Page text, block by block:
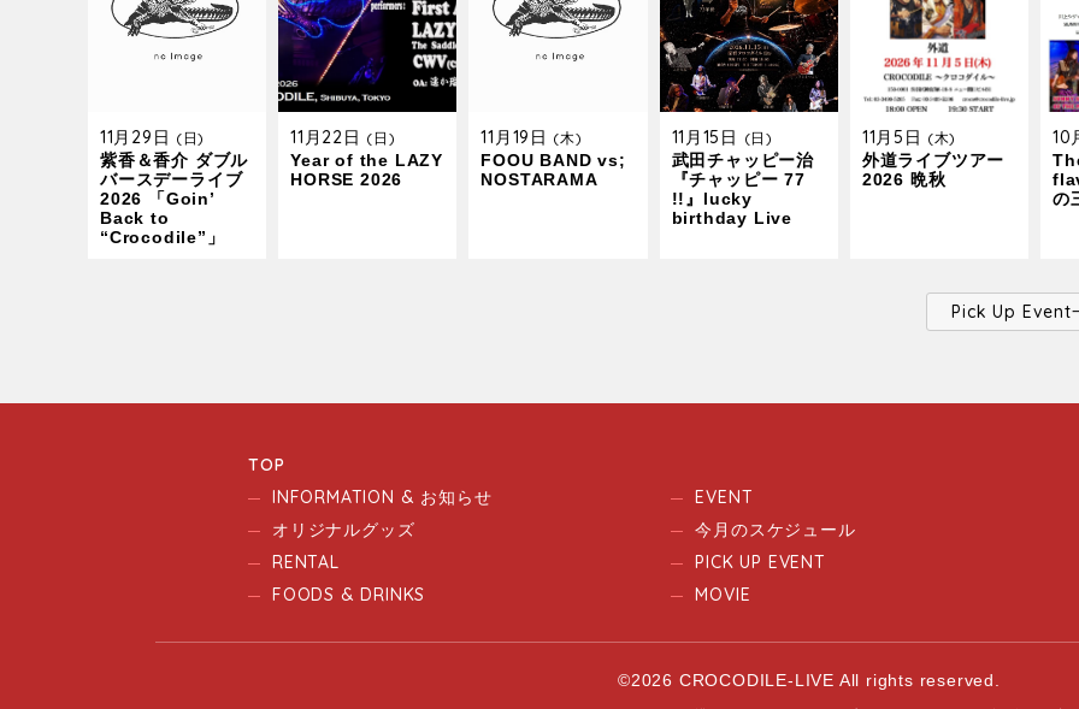
11月29日 (日)
紫香＆香介 ダブル
バースデーライブ
2026 「Goin’
Back to
“Crocodile”」
11月22日 (日)
Year of the LAZY
HORSE 2026
11月19日 (木)
FOOU BAND vs;
NOSTARAMA
11月15日 (日)
武田チャッピー治
『チャッピー 77
!!』lucky
birthday Live
11月5日 (木)
外道ライブツアー
2026 晩秋
10
の
Pick Up Event
TOP
INFORMATION & お知らせ
オリジナルグッズ
RENTAL
FOODS & DRINKS
EVENT
今月のスケジュール
PICK UP EVENT
MOVIE
©2026 CROCODILE-LIVE All rights reserved.